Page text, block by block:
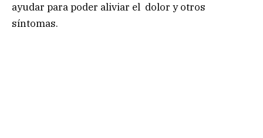
ayudar para poder aliviar el dolor y otros
síntomas.